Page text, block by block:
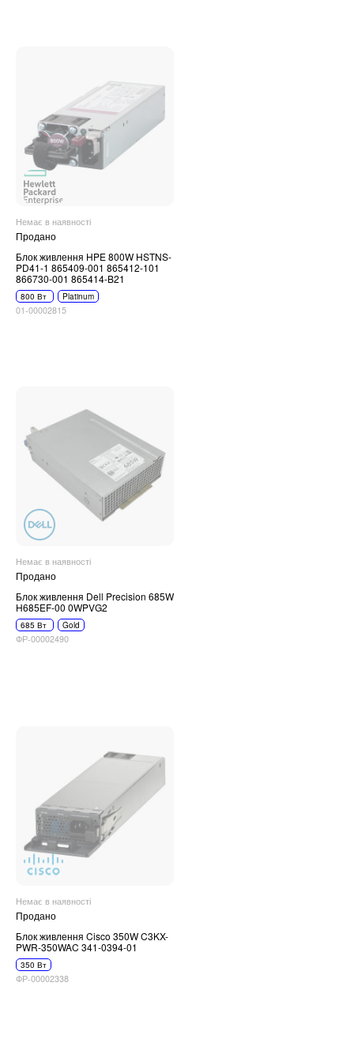
Немає в наявності
Продано
Блок живлення HPE 800W HSTNS-
PD41-1 865409-001 865412-101
866730-001 865414-B21
800 Вт Platinum
01-00002815
Немає в наявності
Продано
Блок живлення Dell Precision 685W
H685EF-00 0WPVG2
685 Вт Gold
ФР-00002490
Немає в наявності
Продано
Блок живлення Cisco 350W C3KX-
PWR-350WAC 341-0394-01
350 Вт
ФР-00002338